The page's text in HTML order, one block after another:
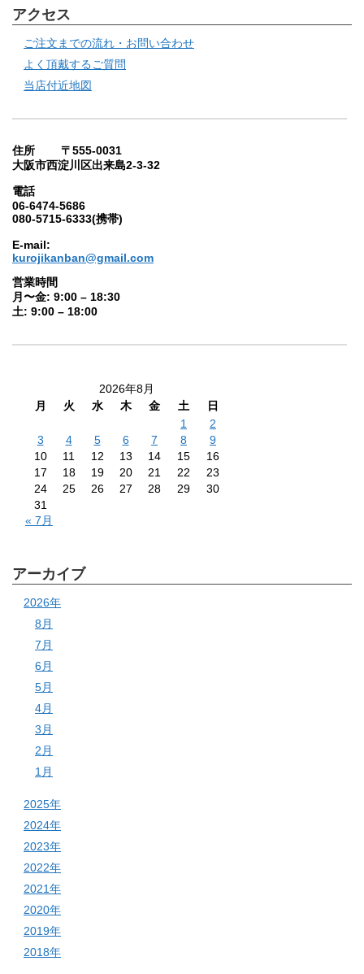
アクセス
ご注文までの流れ・お問い合わせ
よく頂戴するご質問
当店付近地図
住所 〒555-0031
大阪市西淀川区出来島2-3-32
電話
06-6474-5686
080-5715-6333(携帯)
E-mail:
kurojikanban@gmail.com
営業時間
月〜金: 9:00 – 18:30
土: 9:00 – 18:00
2026年8月
月
火 水 木 金 土
日
1
2
3
4 5 6 7 8
9
10
11 12 13 14 15
16
17
18 19 20 21 22
23
24
25 26 27 28 29
30
31
« 7月
アーカイブ
2026年
8月
7月
6月
5月
4月
3月
2月
1月
2025年
2024年
2023年
2022年
2021年
2020年
2019年
2018年